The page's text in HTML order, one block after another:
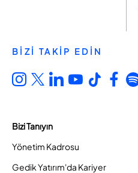
BİZİ TAKİP EDİN
Bizi Tanıyın
Yönetim Kadrosu
Gedik Yatırım'da Kariyer